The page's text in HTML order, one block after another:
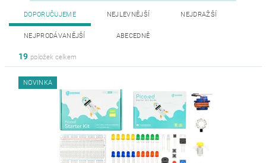
DOPORUČUJEME NEJLEVNĚJŠÍ NEJDRAŽŠÍ
NEJPRODÁVANĚJŠÍ ABECEDNĚ
19 položek celkem
NOVINKA